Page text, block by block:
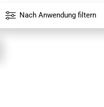
Nach Anwendung filtern
Alle Zemente